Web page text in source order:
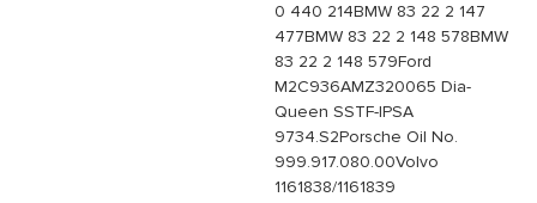
0 440 214BMW 83 22 2 147
477BMW 83 22 2 148 578BMW
83 22 2 148 579Ford
M2C936AMZ320065 Dia-
Queen SSTF-IPSA
9734.S2Porsche Oil No.
999.917.080.00Volvo
1161838/1161839